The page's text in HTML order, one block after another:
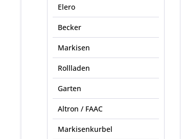
Elero
Becker
Markisen
Rollladen
Garten
Altron / FAAC
Markisenkurbel